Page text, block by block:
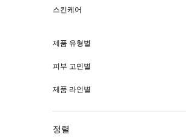
스킨케어
제품 유형별
피부 고민별
제품 라인별
정렬